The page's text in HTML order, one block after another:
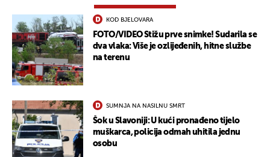
KOD BJELOVARA
FOTO/VIDEO Stižu prve snimke! Sudarila se
dva vlaka: Više je ozlijeđenih, hitne službe
na terenu
SUMNJA NA NASILNU SMRT
Šok u Slavoniji: U kući pronađeno tijelo
muškarca, policija odmah uhitila jednu
osobu